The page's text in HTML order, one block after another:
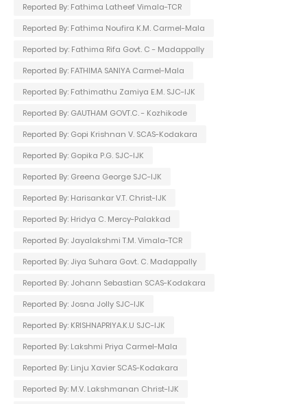
Reported By: Fathima Latheef Vimala-TCR
Reported By: Fathima Noufira K.M. Carmel-Mala
Reported by: Fathima Rifa Govt. C - Madappally
Reported By: FATHIMA SANIYA Carmel-Mala
Reported By: Fathimathu Zamiya E.M. SJC-IJK
Reported By: GAUTHAM GOVT.C. - Kozhikode
Reported By: Gopi Krishnan V. SCAS-Kodakara
Reported By: Gopika P.G. SJC-IJK
Reported By: Greena George SJC-IJK
Reported By: Harisankar V.T. Christ-IJK
Reported By: Hridya C. Mercy-Palakkad
Reported By: Jayalakshmi T.M. Vimala-TCR
Reported By: Jiya Suhara Govt. C. Madappally
Reported By: Johann Sebastian SCAS-Kodakara
Reported By: Josna Jolly SJC-IJK
Reported By: KRISHNAPRIYA.K.U SJC-IJK
Reported By: Lakshmi Priya Carmel-Mala
Reported By: Linju Xavier SCAS-Kodakara
Reported By: M.V. Lakshmanan Christ-IJK